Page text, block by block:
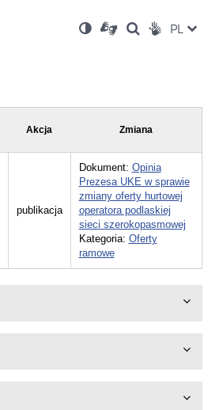
Ustawienia
Wersja
kontrastowa
Dla
niesłyszących
OtwórzOtwórz
w
Otwórz
w
Social PL
Akcja Zmiana
publikacja
Dokument: Opinia
Prezesa UKE w sprawie
zmiany oferty hurtowej
operatora podlaskiej
sieci szerokopasmowej
Kategoria: Oferty
ramowe